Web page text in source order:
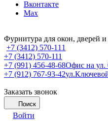
Вконтакте
Max
Фурнитура для окон, дверей и
+7 (3412) 570-111
+7 (3412) 570-111
+7 (991) 456-48-68Офис на ул.
+7 (912) 767-93-42
Заказать звонок
Поиск
Войти